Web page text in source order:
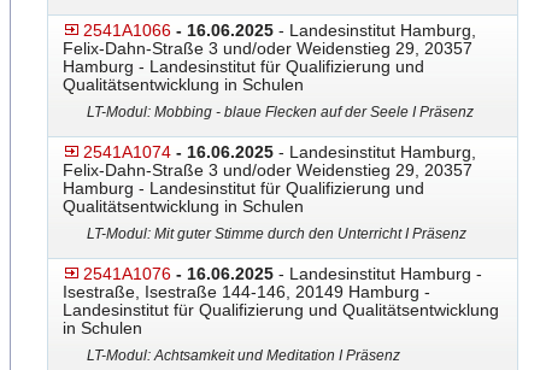
2541A1066 - 16.06.2025 - Landesinstitut Hamburg,
Felix-Dahn-Straße 3 und/oder Weidenstieg 29, 20357
Hamburg - Landesinstitut für Qualifizierung und
Qualitätsentwicklung in Schulen
LT-Modul: Mobbing - blaue Flecken auf der Seele I Präsenz
2541A1074 - 16.06.2025 - Landesinstitut Hamburg,
Felix-Dahn-Straße 3 und/oder Weidenstieg 29, 20357
Hamburg - Landesinstitut für Qualifizierung und
Qualitätsentwicklung in Schulen
LT-Modul: Mit guter Stimme durch den Unterricht I Präsenz
2541A1076 - 16.06.2025 - Landesinstitut Hamburg -
Isestraße, Isestraße 144-146, 20149 Hamburg -
Landesinstitut für Qualifizierung und Qualitätsentwicklung
in Schulen
LT-Modul: Achtsamkeit und Meditation I Präsenz